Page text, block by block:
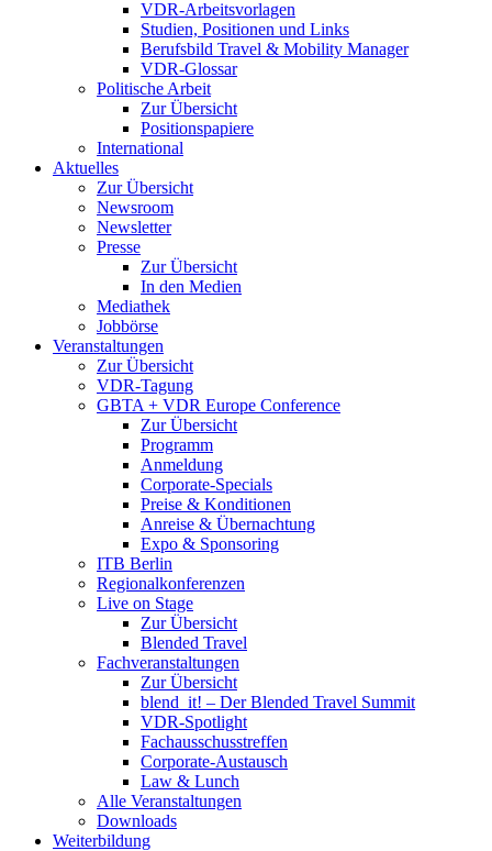
VDR-Arbeitsvorlagen
Studien, Positionen und Links
Berufsbild Travel & Mobility Manager
VDR-Glossar
Politische Arbeit
Zur Übersicht
Positionspapiere
International
Aktuelles
Zur Übersicht
Newsroom
Newsletter
Presse
Zur Übersicht
In den Medien
Mediathek
Jobbörse
Veranstaltungen
Zur Übersicht
VDR-Tagung
GBTA + VDR Europe Conference
Zur Übersicht
Programm
Anmeldung
Corporate-Specials
Preise & Konditionen
Anreise & Übernachtung
Expo & Sponsoring
ITB Berlin
Regionalkonferenzen
Live on Stage
Zur Übersicht
Blended Travel
Fachveranstaltungen
Zur Übersicht
blend_it! – Der Blended Travel Summit
VDR-Spotlight
Fachausschusstreffen
Corporate-Austausch
Law & Lunch
Alle Veranstaltungen
Downloads
Weiterbildung